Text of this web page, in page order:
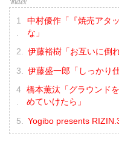
中村優作「『焼売アタ
な」
伊藤裕樹「お互いに倒
伊藤盛一郎「しっかり
橋本薫汰「グラウンド
めていけたら」
Yogibo presents